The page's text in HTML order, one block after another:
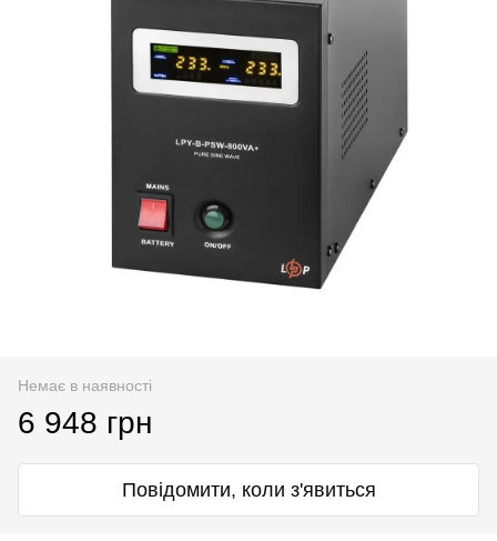
Немає в наявності
6 948 грн
Повідомити, коли з'явиться